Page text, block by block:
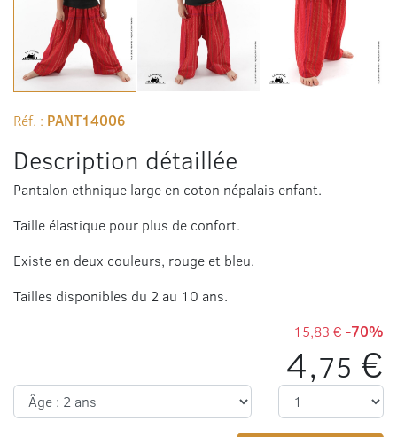
Réf. : PANT14006
Description détaillée
Pantalon ethnique large en coton népalais enfant.
Taille élastique pour plus de confort.
Existe en deux couleurs, rouge et bleu.
Tailles disponibles du 2 au 10 ans.
15,83 €-70%
4,75 €